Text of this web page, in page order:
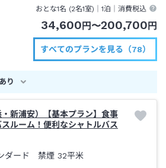
おとな1名 (2名1室)｜1泊 ｜消費税込
34,600円〜200,700円
すべてのプランを見る（78）
り
新浦安）【基本プラン】食事
ルーム！便利なシャトルバス
ダード 禁煙 32平米